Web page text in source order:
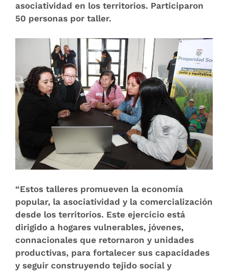
asociatividad en los territorios. Participaron
50 personas por taller.
“Estos talleres promueven la economía
popular, la asociatividad y la comercialización
desde los territorios. Este ejercicio está
dirigido a hogares vulnerables, jóvenes,
connacionales que retornaron y unidades
productivas, para fortalecer sus capacidades
y seguir construyendo tejido social y